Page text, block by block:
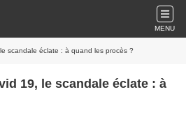
MENU
scandale éclate : à quand les procès ?
19, le scandale éclate : à